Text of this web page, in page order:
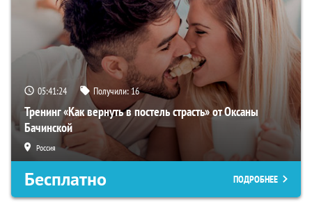
05:41:23 Получили:16
Тренинг «Как вернуть в постель страсть» от Оксаны
Бачинской
Россия
Бесплатно ПОДРОБНЕЕ